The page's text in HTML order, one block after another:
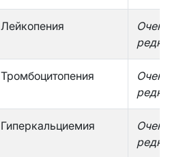
Лейкопения
Очень
редко
Тромбоцитопения
Очень
редко
Гиперкальциемия
Очень
редко